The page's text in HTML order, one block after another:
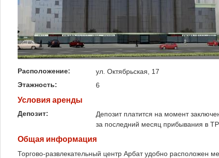
Расположение:
ул. Октябрьская, 17
Этажность:
6
Условия аренды
Депозит:
Депозит платится на момент
за последний месяц прибывания в
Общая информация
Торгово-развлекательный центр Арбат удобно расположен